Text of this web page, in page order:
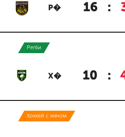
Р� 16 :
Регби
Х� 10 :
Хоккей с мячом